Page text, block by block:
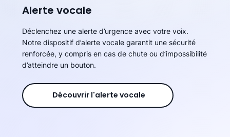
Alerte vocale
Déclenchez une alerte d’urgence avec votre voix.
Notre dispositif d’alerte vocale garantit une sécurité
renforcée, y compris en cas de chute ou d’impossibilité
d’atteindre un bouton.
Découvrir l'alerte vocale